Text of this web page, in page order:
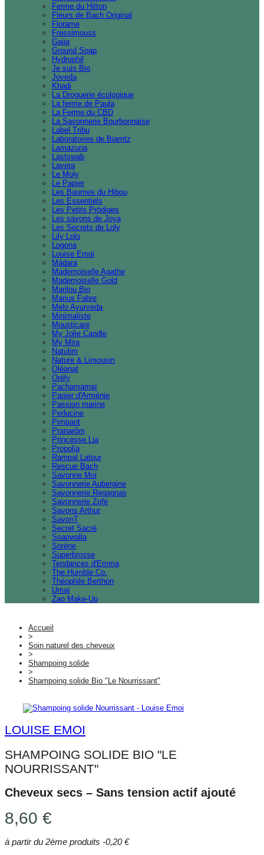
Ferme du Hitton
Fleurs de Bach Original
Florame
Fressimouss
Gaiia
Ground Soap
Hydrophil
Je suis Bio
Joveda
Khadi
La Droguerie écologique
La ferme de Paula
La Ferme du CBD
La Savonnerie Bourbonnaise
Label Tribu
Laboratoires de Biarritz
Lamazuna
Lastswab
Lavera
Le Moly
Le Papier
Les Baumes du Hibou
Les Essentiels
Les Petits Prödiges
Les savons de Joya
Les Secrets de Loly
Lily Lolo
Logona
Louise Emoi
Mádara
Mademoiselle Agathe
Mademoiselle Gold
Marilou Bio
Marius Fabre
Melo Ayurveda
Minimaliste
Mousticare
My Jolie Candle
My Mira
Natulim
Nature & Limousin
Oléanat
Orély
Pachamamaï
Papier d'Arménie
Passion marine
Perlucine
Pimpant
Pranarôm
Princesse Lia
Propolia
Rampal Latour
Rescue Bach
Savonne Moi
Savonnerie Aubergine
Savonnerie Regagnas
Savonnerie Zofé
Savons Arthur
SavonT
Secret Sacré
Soapwalla
Sorène
Superbrosse
Tendances d'Emma
The Humble Co.
Théophile Berthon
Umaï
Zao Make-Up
Accueil
>
Soin naturel des cheveux
>
Shampoing solide
>
Shampoing solide Bio "Le Nourrissant"
LOUISE EMOI
SHAMPOING SOLIDE BIO "LE
NOURRISSANT"
Cheveux secs – Sans tension actif ajouté
8,60 €
à partir du 2ème produits -0,20 €